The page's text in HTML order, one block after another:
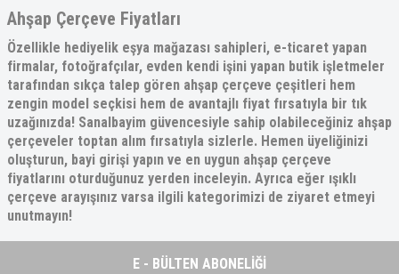
Ahşap Çerçeve Fiyatları
Özellikle hediyelik eşya mağazası sahipleri, e-ticaret yapan
firmalar, fotoğrafçılar, evden kendi işini yapan butik işletmeler
tarafından sıkça talep gören ahşap çerçeve çeşitleri hem
zengin model seçkisi hem de avantajlı fiyat fırsatıyla bir tık
uzağınızda! Sanalbayim güvencesiyle sahip olabileceğiniz ahşap
çerçeveler toptan alım fırsatıyla sizlerle. Hemen üyeliğinizi
oluşturun, bayi girişi yapın ve en uygun ahşap çerçeve
fiyatlarını oturduğunuz yerden inceleyin. Ayrıca eğer ışıklı
çerçeve arayışınız varsa ilgili kategorimizi de ziyaret etmeyi
unutmayın!
E - BÜLTEN ABONELİĞİ